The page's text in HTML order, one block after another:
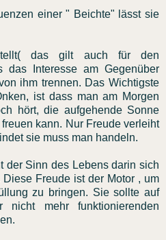
einer " Beichte" lässt sie
das gilt auch für den
das Interesse am Gegenüber
ihm trennen. Das Wichtigste
ist dass man am Morgen
hört, die aufgehende Sonne
kann. Nur Freude verleiht
sie muss man handeln.
der Sinn des Lebens darin sich
Freude ist der Motor , um
zu bringen. Sie sollte auf
mehr funktionierenden